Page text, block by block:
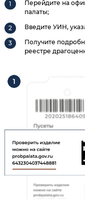
Перейдите на
палаты;
Введите УИН,
Получите
реестре